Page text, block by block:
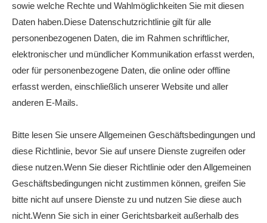
sowie welche Rechte und Wahlmöglichkeiten Sie mit diesen
Daten haben.Diese Datenschutzrichtlinie gilt für alle
personenbezogenen Daten, die im Rahmen schriftlicher,
elektronischer und mündlicher Kommunikation erfasst werden,
oder für personenbezogene Daten, die online oder offline
erfasst werden, einschließlich unserer Website und aller
anderen E-Mails.
Bitte lesen Sie unsere Allgemeinen Geschäftsbedingungen und
diese Richtlinie, bevor Sie auf unsere Dienste zugreifen oder
diese nutzen.Wenn Sie dieser Richtlinie oder den Allgemeinen
Geschäftsbedingungen nicht zustimmen können, greifen Sie
bitte nicht auf unsere Dienste zu und nutzen Sie diese auch
nicht.Wenn Sie sich in einer Gerichtsbarkeit außerhalb des